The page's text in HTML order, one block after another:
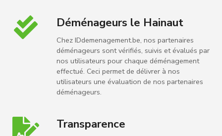
Déménageurs le Hainaut
Chez IDdemenagement.be, nos partenaires
déménageurs sont vérifiés, suivis et évalués par
nos utilisateurs pour chaque déménagement
effectué. Ceci permet de délivrer à nos
utilisateurs une évaluation de nos partenaires
déménageurs.
Transparence